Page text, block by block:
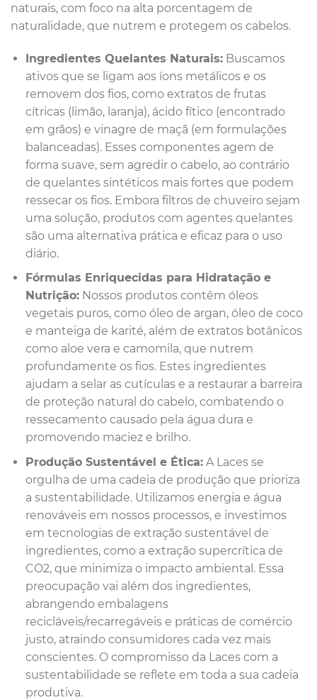
naturais, com foco na alta porcentagem de
naturalidade, que nutrem e protegem os cabelos.
Ingredientes Quelantes Naturais:Buscamos
ativos que se ligam aos íons metálicos e os
removem dos fios, como extratos de frutas
cítricas (limão, laranja), ácido fítico (encontrado
em grãos) e vinagre de maçã (em formulações
balanceadas). Esses componentes agem de
forma suave, sem agredir o cabelo, ao contrário
de quelantes sintéticos mais fortes que podem
ressecar os fios. Embora filtros de chuveiro sejam
uma solução, produtos com agentes quelantes
são uma alternativa prática e eficaz para o uso
diário.
Fórmulas Enriquecidas para Hidratação e
Nutrição:Nossos produtos contêm óleos
vegetais puros, como óleo de argan, óleo de coco
e manteiga de karité, além de extratos botânicos
como aloe vera e camomila, que nutrem
profundamente os fios. Estes ingredientes
ajudam a selar as cutículas e a restaurar a barreira
de proteção natural do cabelo, combatendo o
ressecamento causado pela água dura e
promovendo maciez e brilho.
Produção Sustentável e Ética:A Laces se
orgulha de uma cadeia de produção que prioriza
a sustentabilidade. Utilizamos energia e água
renováveis em nossos processos, e investimos
em tecnologias de extração sustentável de
ingredientes, como a extração supercrítica de
CO2, que minimiza o impacto ambiental. Essa
preocupação vai além dos ingredientes,
abrangendo embalagens
recicláveis/recarregáveis e práticas de comércio
justo, atraindo consumidores cada vez mais
conscientes. O compromisso da Laces com a
sustentabilidade se reflete em toda a sua cadeia
produtiva.